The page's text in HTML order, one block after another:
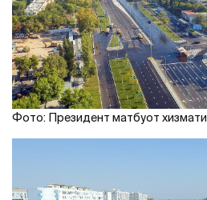
Фото: Президент матбуот хизмати